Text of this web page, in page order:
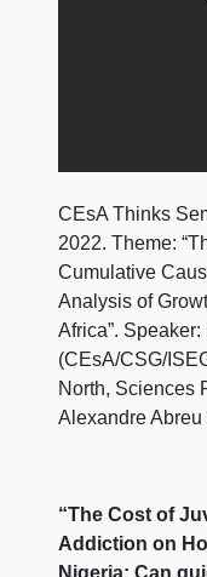
CEsA Thinks
2022. Theme:
Cumulative
Analysis of
Africa”.
(CEsA/CSG/
North, Sciences
Alexandre
“The Cost of
Addiction on
Nigeria: Can